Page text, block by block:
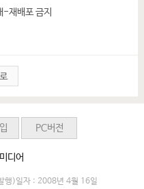
재배포 금지
PC버전
디어
행)일자 : 2008년 4월 16일